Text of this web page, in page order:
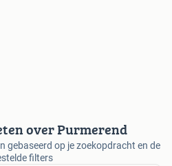
over Purmerend
gebaseerd op je zoekopdracht en de
filters